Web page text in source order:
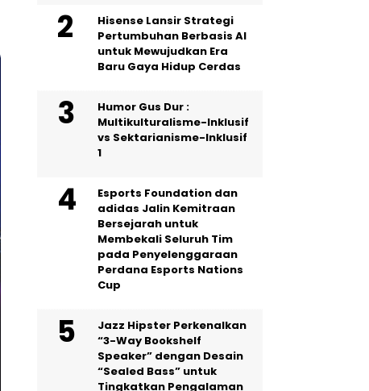
Hisense Lansir Strategi
Pertumbuhan Berbasis AI
untuk Mewujudkan Era
Baru Gaya Hidup Cerdas
Humor Gus Dur :
Multikulturalisme-Inklusif
vs Sektarianisme-Inklusif
1
Esports Foundation dan
adidas Jalin Kemitraan
Bersejarah untuk
Membekali Seluruh Tim
pada Penyelenggaraan
Perdana Esports Nations
Cup
Jazz Hipster Perkenalkan
“3-Way Bookshelf
Speaker” dengan Desain
“Sealed Bass” untuk
Tingkatkan Pengalaman